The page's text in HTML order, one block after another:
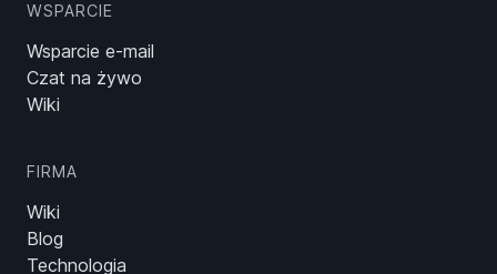
WSPARCIE
Wsparcie e-mail
Czat na żywo
Wiki
FIRMA
Wiki
Blog
Technologia